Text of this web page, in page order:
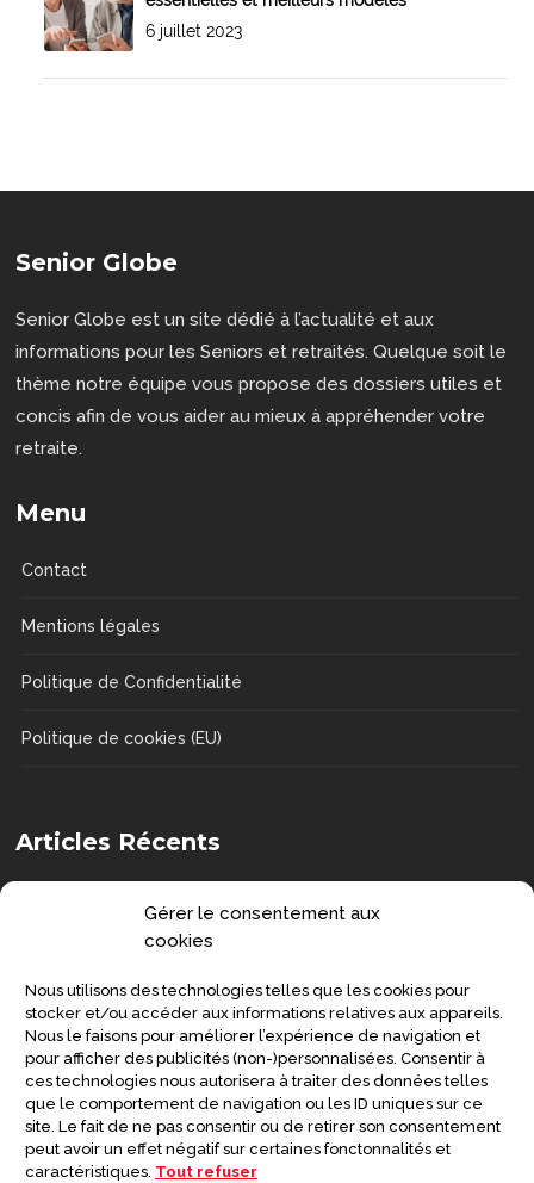
Gérer le consentement aux
cookies
Nous utilisons des technologies telles que les cookies pour
stocker et/ou accéder aux informations relatives aux appareils.
Nous le faisons pour améliorer l’expérience de navigation et
pour afficher des publicités (non-)personnalisées. Consentir à
ces technologies nous autorisera à traiter des données telles
que le comportement de navigation ou les ID uniques sur ce
site. Le fait de ne pas consentir ou de retirer son consentement
peut avoir un effet négatif sur certaines fonctonnalités et
caractéristiques. Tout refuser
6 juillet 2023
Senior Globe
Senior Globe est un site dédié à l’actualité et aux
informations pour les Seniors et retraités. Quelque soit le
thème notre équipe vous propose des dossiers utiles et
concis afin de vous aider au mieux à appréhender votre
retraite.
Menu
Contact
Mentions légales
Politique de Confidentialité
Politique de cookies (EU)
Articles Récents
Senior : prévenir la grippe et préserver
sa santé
SANTÉ
Symptômes de la maladie de
Creutzfeldt-Jakob